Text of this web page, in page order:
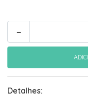
-
Detalhes: